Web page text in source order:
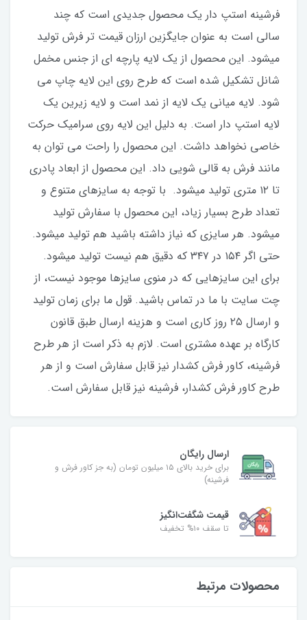
فرشینه استپ دار یک محصول جدیدی است که چند
سالی است به عنوان جایگزین ارزان قیمت تر فرش تولید
میشود. این محصول از یک لایه پارچه ای از جنس مخمل
شانل تشکیل شده است که طرح روی این لایه چاپ می
شود. لایه میانی یک لایه از نمد است و لایه زیرین یک
لایه استپ دار است. به دلیل این لایه روی سرامیک حرکت
خاصی نخواهد داشت. این محصول را راحت می توان به
مانند فرش به قالی شویی داد. این محصول از ابعاد پادری
تا ۱۲ متری تولید میشود. با توجه به سایزهای متنوع و
تعداد طرح بسیار زیاد، این محصول با سفارش تولید
میشود. هر سایزی که نیاز داشته باشید هم تولید میشود.
حتی اگر ۱۵۴ در ۳۴۷ که دقیق هم نیست تولید میشود.
برای این سایزهایی که در منوی سایزها موجود نیست، از
چت سایت با ما در تماس باشید. قول ما برای زمان تولید
و ارسال ۲۵‌ روز کاری است و هزینه ارسال طبق قانون
کارگاه بر عهده مشتری است. لازم به ذکر است از هر طرح
فرشینه، کاور فرش کشدار نیز قابل‌ سفارش است و از هر
طرح کاور فرش کشدار، فرشینه نیز قابل‌ سفارش است.
ارسال رایگان
برای خرید بالای ۱۵ میلیون تومان (به جز کاور فرش و
فرشینه)
قیمت شگفت‌انگیز
تا سقف ۱۰% تخفیف
محصولات مرتبط